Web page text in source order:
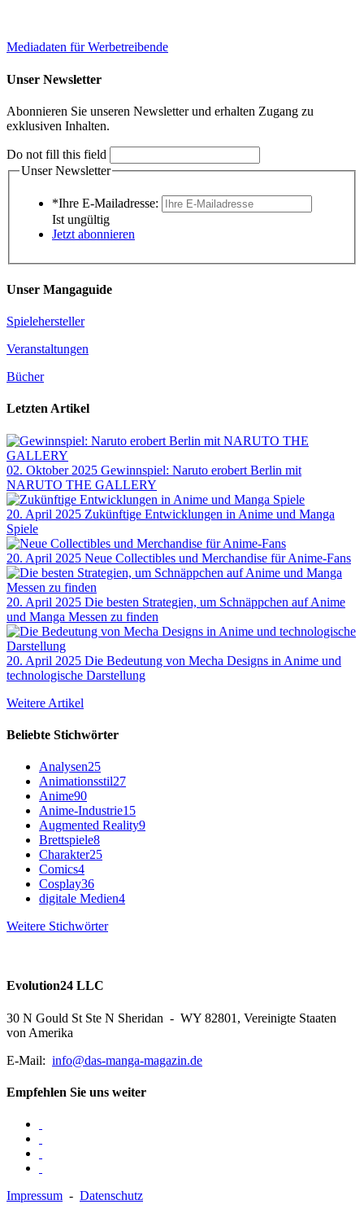
Mediadaten für Werbetreibende
Unser Newsletter
Abonnieren Sie unseren Newsletter und erhalten Zugang zu
exklusiven Inhalten.
Do not fill this field
Unser Newsletter
*Ihre E-Mailadresse:
Ist ungültig
Jetzt abonnieren
Unser Mangaguide
Spielehersteller
Veranstaltungen
Bücher
Letzten Artikel
02. Oktober 2025 Gewinnspiel: Naruto erobert Berlin mit
NARUTO THE GALLERY
20. April 2025 Zukünftige Entwicklungen in Anime und Manga
Spiele
20. April 2025 Neue Collectibles und Merchandise für Anime-Fans
20. April 2025 Die besten Strategien, um Schnäppchen auf Anime
und Manga Messen zu finden
20. April 2025 Die Bedeutung von Mecha Designs in Anime und
technologische Darstellung
Weitere Artikel
Beliebte Stichwörter
Analysen25
Animationsstil27
Anime90
Anime-Industrie15
Augmented Reality9
Brettspiele8
Charakter25
Comics4
Cosplay36
digitale Medien4
Weitere Stichwörter
Evolution24 LLC
30 N Gould St Ste N Sheridan - WY 82801, Vereinigte Staaten
von Amerika
E-Mail: info@das-manga-magazin.de
Empfehlen Sie uns weiter
Impressum - Datenschutz